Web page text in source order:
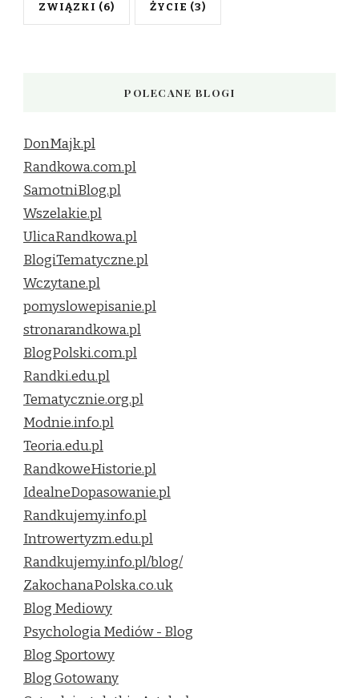
ZWIĄZKI (6) ŻYCIE (3)
POLECANE BLOGI
DonMajk.pl
Randkowa.com.pl
SamotniBlog.pl
Wszelakie.pl
UlicaRandkowa.pl
BlogiTematyczne.pl
Wczytane.pl
pomyslowepisanie.pl
stronarandkowa.pl
BlogPolski.com.pl
Randki.edu.pl
Tematycznie.org.pl
Modnie.info.pl
Teoria.edu.pl
RandkoweHistorie.pl
IdealneDopasowanie.pl
Randkujemy.info.pl
Introwertyzm.edu.pl
Randkujemy.info.pl/blog/
ZakochanaPolska.co.uk
Blog Mediowy
Psychologia Mediów - Blog
Blog Sportowy
Blog Gotowany